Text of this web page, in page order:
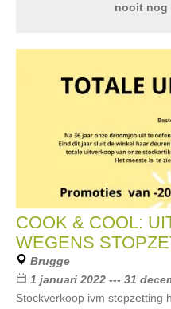
nooit nog
COOK & COOL:
WEGENS
Brugge
1 januari 2022 --- 31
Stockverkoop ivm stopzetting